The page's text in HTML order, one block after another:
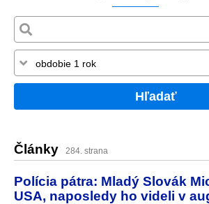
Hľadať
Články 284. strana
Polícia pátra: Mladý Slovák
USA, naposledy ho videli v